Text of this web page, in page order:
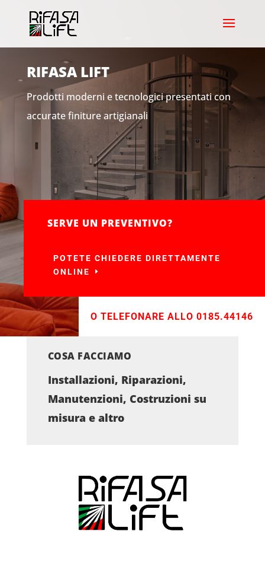
RIFASA LIFT
Prodotti moderni e tecnologici presentati con
accurate finiture artigianali
SERVE UN PREVENTIVO?
POTETE CHIEDERE DIRETTAMENTE
ONLINE
O TELEFONARE ALLO 0185.44146
COSA FACCIAMO
Installazioni, Riparazioni,
Manutenzioni, Costruzioni su
misura e altro